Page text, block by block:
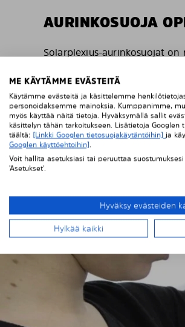
AURINKOSUOJA
Solarplexius-aurinkosuojat
mikä takaa niiden
kestävä Macrolon-materiaali
auringon lämmöltä ja UV-
suojattuina haalistumiselta.
istuvuusvarmistaa, että
täydentävät ajoneuvosi
Solarplexius-aurinkosuojat
niiden korkean laadun ja
ympäri Eurooppaa on
varma, että Opel Zafira
ME KÄYTÄMME EVÄSTEITÄ
Käytämme evästeitä ja käsittelemme
personoidaksemme mainoksia. Kumppanimme,
myös käyttää näitä tietoja. Hyväksymällä sallit
käsittelyn tähän tarkoitukseen. Lisätietoja Googlen
täältä: [Linkki Googlen tietosuojakäytäntöihin]ja
Googlen käyttöehtoihin].
Voit hallita asetuksiasi tai peruuttaa
'Asetukset'.
Hyväksy evästeiden
Hylkää kaikki